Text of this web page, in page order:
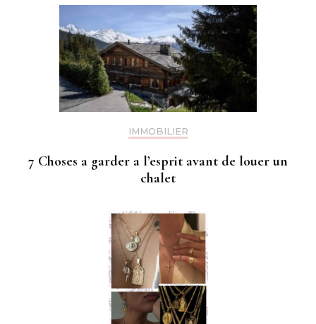
IMMOBILIER
7 Choses a garder a l’esprit avant de louer un
chalet